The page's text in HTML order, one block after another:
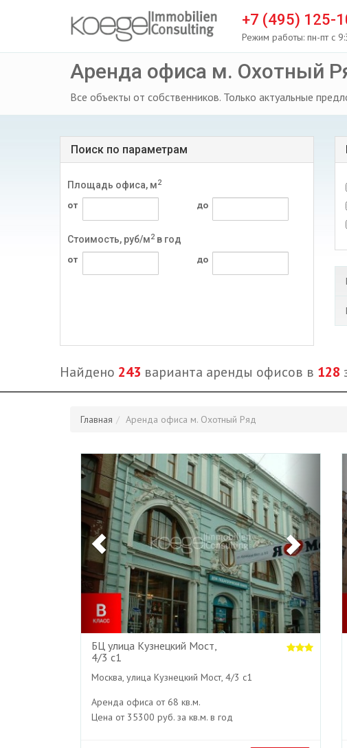
+7 (495) 125-
Режим работы: пн-пт с
Аренда офиса м. Охотный
Все объекты от собственников. Только актуальные
Поиск по параметрам
Площадь офиса, м2
от до
Стоимость, руб/м2 в год
от до
Найдено 243 варианта аренды офисов в 128
Главная Аренда офиса м. Охотный Ряд
Previous
БЦ улица Кузнецкий Мост,
4/3 с1
Москва, улица Кузнецкий Мост, 4/3 с1
Аренда офиса от 68 кв.м.
Цена от 35300 руб. за кв.м. в год